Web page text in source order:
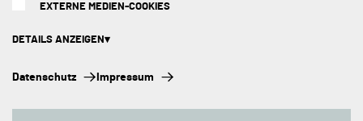
EXTERNE MEDIEN-COOKIES
DETAILS ANZEIGEN
Technische Cookies:
Datenschutz Impressum
Copyright © 2026 Kuechenhus24